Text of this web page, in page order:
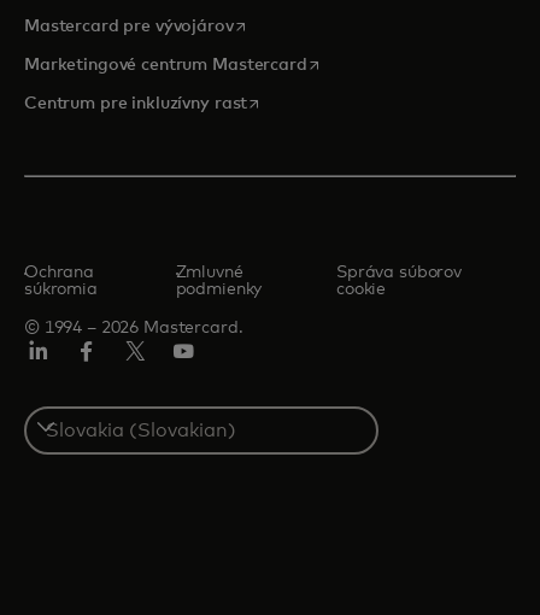
Mastercard pre vývojárovopens in a new tab
Marketingové centrum Mastercardopens in a new tab
Centrum pre inkluzívny rastopens in a new tab
© 1994 – 2026 Mastercard.
Ochrana
súkromia
Zmluvné
podmienky
Správa súborov
cookie
Select
a
country